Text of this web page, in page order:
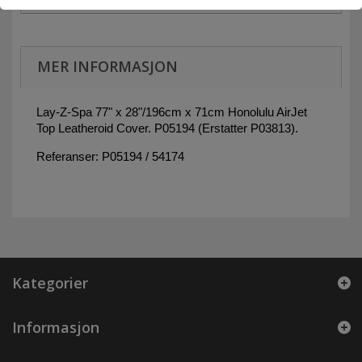
MER INFORMASJON
Lay-Z-Spa 77" x 28"/196cm x 71cm Honolulu AirJet
Top Leatheroid Cover. P05194 (Erstatter P03813).
Referanser: P05194 / 54174
Kategorier
Informasjon